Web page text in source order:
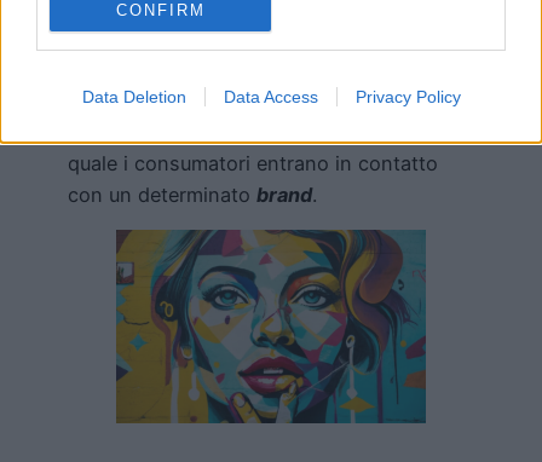
CONFIRM
Data Deletion Data Access Privacy Policy
Insomma, lo avrete, senz’altro, capito: al di
obiettivi dibusiness, unblog
aziendale
quale i consumatori entrano in contatto
con un determinato brand.